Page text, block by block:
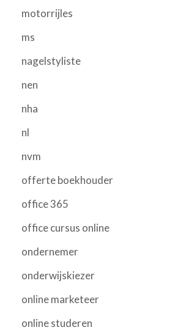
motorrijles
ms
nagelstyliste
nen
nha
nl
nvm
offerte boekhouder
office 365
office cursus online
ondernemer
onderwijskiezer
online marketeer
online studeren